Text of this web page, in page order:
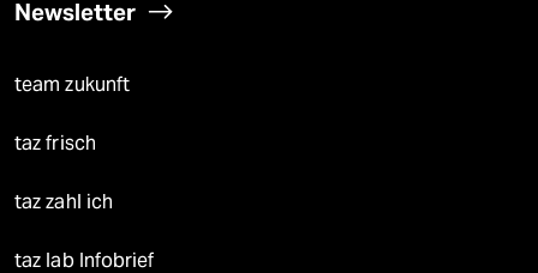
Newsletter
team zukunft
taz frisch
taz zahl ich
taz lab Infobrief